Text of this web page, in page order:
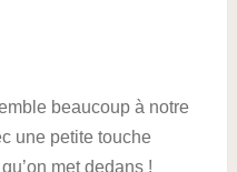
beaucoup à notre
une petite touche
met dedans !